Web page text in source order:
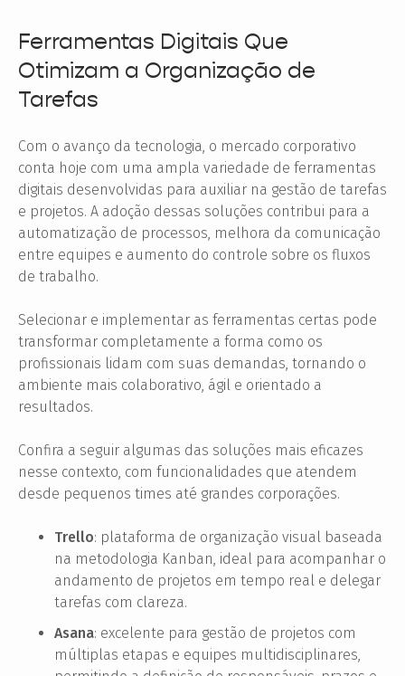
Ferramentas Digitais Que
Otimizam a Organização de
Tarefas
Com o avanço da tecnologia, o mercado corporativo
conta hoje com uma ampla variedade de ferramentas
digitais desenvolvidas para auxiliar na gestão de tarefas
e projetos. A adoção dessas soluções contribui para a
automatização de processos, melhora da comunicação
entre equipes e aumento do controle sobre os fluxos
de trabalho.
Selecionar e implementar as ferramentas certas pode
transformar completamente a forma como os
profissionais lidam com suas demandas, tornando o
ambiente mais colaborativo, ágil e orientado a
resultados.
Confira a seguir algumas das soluções mais eficazes
nesse contexto, com funcionalidades que atendem
desde pequenos times até grandes corporações.
Trello: plataforma de organização visual baseada
na metodologia Kanban, ideal para acompanhar o
andamento de projetos em tempo real e delegar
tarefas com clareza.
Asana: excelente para gestão de projetos com
múltiplas etapas e equipes multidisciplinares,